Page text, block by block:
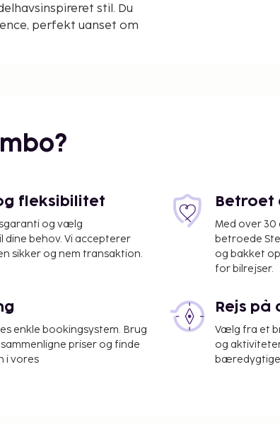
stil. Du
perfekt uanset om
brug af kanoer og
uberørte bugter der
, fra
og fodbold. Udendørs
lyde og havbrisen
og forskellige typer
gør det nemt at slappe
dag og aften
For
fleksibilitet
og vælg
dine behov. Vi accepterer
sikker og nem transaktion.
Betroet
Med over 30
betroede
og bakket
for bilrejser.
enkle bookingsystem. Brug
priser og finde
i vores
Rejs på
Vælg fra et
og
bæredygtige